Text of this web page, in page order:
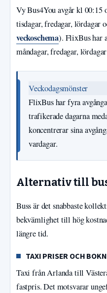
Vy Bus4You avgår kl 00:15
tisdagar, fredagar, lördagar
veckoschema). FlixBus har
måndagar, fredagar,
Veckodagsmönster
FlixBus har fyra
trafikerade dagarna
koncentrerar sina
vardagar.
Alternativ till
Buss är det snabbaste
bekvämlighet till hög
längre tid.
TAXI PRISER OCH
Taxi från Arlanda till
fastpris. Det motsvarar